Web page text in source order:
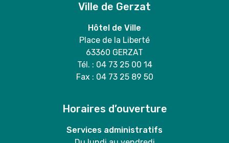
Ville de Gerzat
Hôtel de Ville
Place de la Liberté
63360 GERZAT
Tél. : 04 73 25 00 14
Fax : 04 73 25 89 50
Horaires d’ouverture
Services administratifs